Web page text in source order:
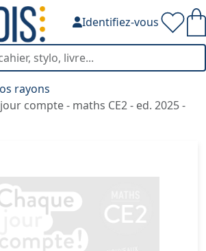
Identifiez-vous
rayons
compte - maths CE2 - ed. 2025 -